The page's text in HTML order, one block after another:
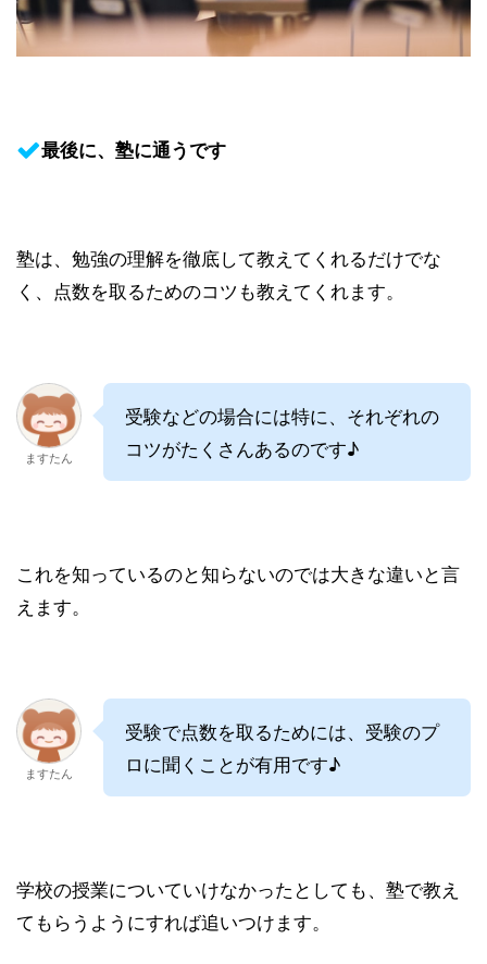
最後に、塾に通うです
塾は、勉強の理解を徹底して教えてくれるだけでな
く、点数を取るためのコツも教えてくれます。
ますたん
受験などの場合には特に、それぞれの
コツがたくさんあるのです♪
これを知っているのと知らないのでは大きな違いと言
えます。
ますたん
受験で点数を取るためには、受験のプ
ロに聞くことが有用です♪
学校の授業についていけなかったとしても、塾で教え
てもらうようにすれば追いつけます。